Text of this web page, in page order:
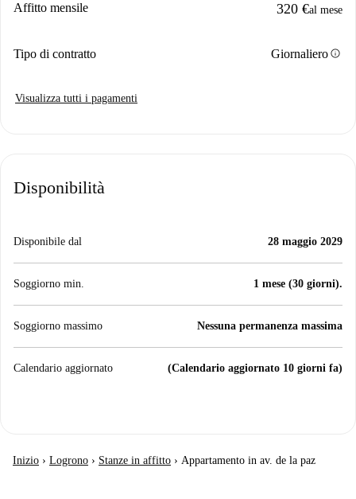
Affitto mensile 320 €al mese
Tipo di contratto Giornalieroinfo
Visualizza tutti i pagamenti
Disponibilità
Disponibile dal 28 maggio 2029
Soggiorno min. 1 mese (30 giorni).
Soggiorno massimo Nessuna permanenza massima
Calendario aggiornato (Calendario aggiornato 10 giorni fa)
Inizio › Logrono › Stanze in affitto › Appartamento in av. de la paz